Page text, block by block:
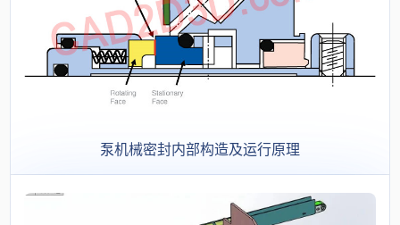
泵机械密封内部构造及运行原理